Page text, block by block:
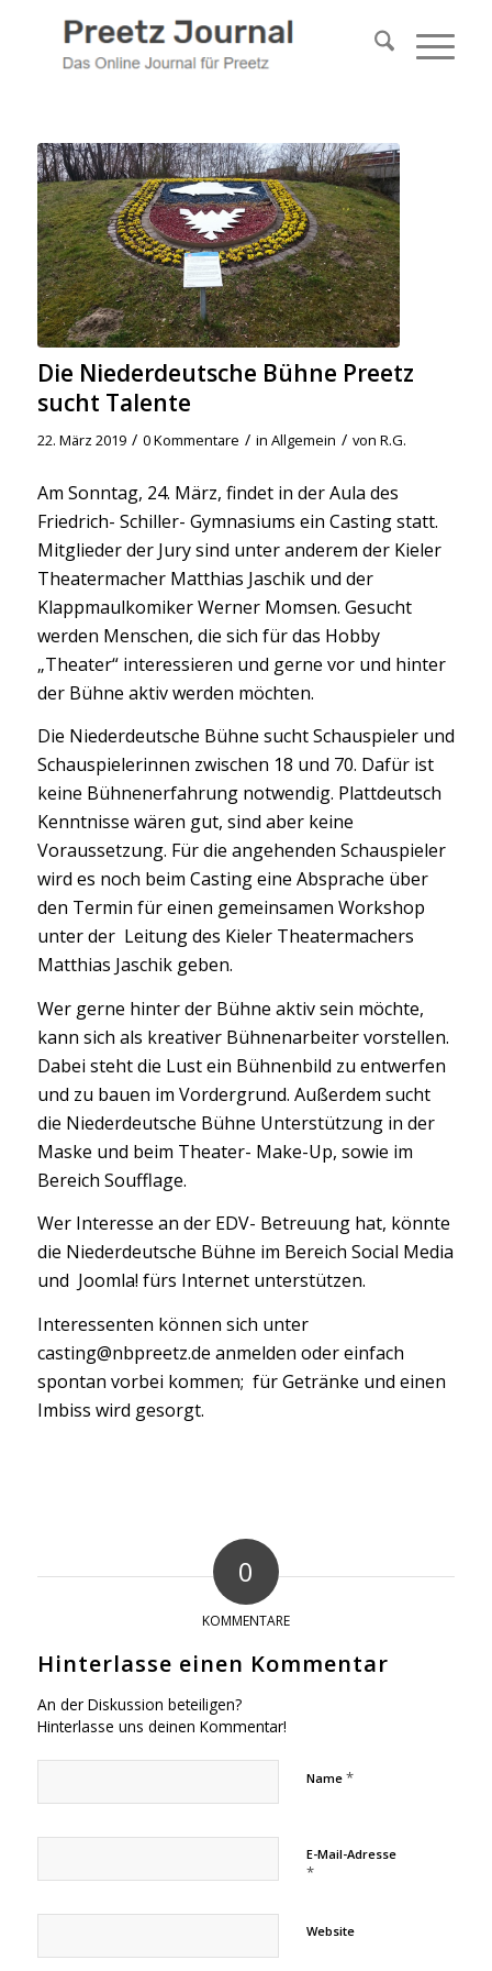
Die Niederdeutsche Bühne Preetz
sucht Talente
22. März 2019 / 0 Kommentare / in Allgemein / von R.G.
Am Sonntag, 24. März, findet in der Aula des
Friedrich- Schiller- Gymnasiums ein Casting statt.
Mitglieder der Jury sind unter anderem der Kieler
Theatermacher Matthias Jaschik und der
Klappmaulkomiker Werner Momsen. Gesucht
werden Menschen, die sich für das Hobby
„Theater“ interessieren und gerne vor und hinter
der Bühne aktiv werden möchten.
Die Niederdeutsche Bühne sucht Schauspieler und
Schauspielerinnen zwischen 18 und 70. Dafür ist
keine Bühnenerfahrung notwendig. Plattdeutsch
Kenntnisse wären gut, sind aber keine
Voraussetzung. Für die angehenden Schauspieler
wird es noch beim Casting eine Absprache über
den Termin für einen gemeinsamen Workshop
unter der Leitung des Kieler Theatermachers
Matthias Jaschik geben.
Wer gerne hinter der Bühne aktiv sein möchte,
kann sich als kreativer Bühnenarbeiter vorstellen.
Dabei steht die Lust ein Bühnenbild zu entwerfen
und zu bauen im Vordergrund. Außerdem sucht
die Niederdeutsche Bühne Unterstützung in der
Maske und beim Theater- Make-Up, sowie im
Bereich Soufflage.
Wer Interesse an der EDV- Betreuung hat, könnte
die Niederdeutsche Bühne im Bereich Social Media
und Joomla! fürs Internet unterstützen.
Interessenten können sich unter
casting@nbpreetz.de anmelden oder einfach
spontan vorbei kommen; für Getränke und einen
Imbiss wird gesorgt.
0
KOMMENTARE
Hinterlasse einen Kommentar
An der Diskussion beteiligen?
Hinterlasse uns deinen Kommentar!
Name *
E-Mail-Adresse
*
Website